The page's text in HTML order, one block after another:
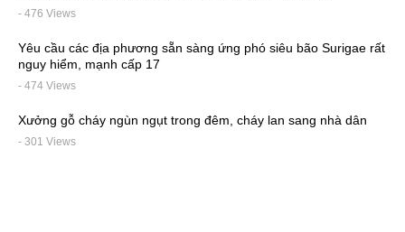
- 476 Views
Yêu cầu các địa phương sẵn sàng ứng phó siêu bão Surigae rất
nguy hiểm, mạnh cấp 17
- 474 Views
Xưởng gỗ cháy ngùn ngụt trong đêm, cháy lan sang nhà dân
- 301 Views